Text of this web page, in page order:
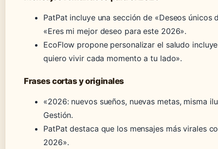
PatPat incluye una sección de «Deseos únicos
«Eres mi mejor deseo para este 2026».
EcoFlow propone personalizar el saludo
quiero vivir cada momento a tu lado».
Frases cortas y originales
«2026: nuevos sueños, nuevas metas, misma
Gestión.
PatPat destaca que los mensajes más virales
2026».